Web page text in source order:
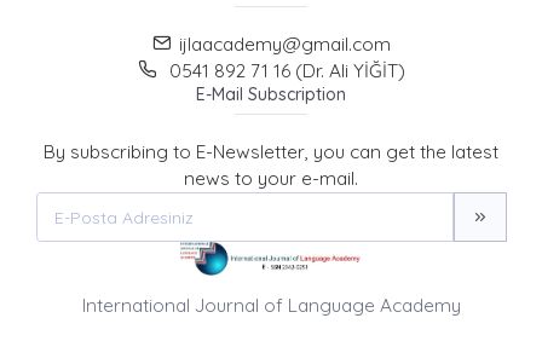
ijlaacademy@gmail.com
0541 892 71 16 (Dr. Ali YİĞİT)
E-Mail Subscription
By subscribing to E-Newsletter, you can get the latest
news to your e-mail.
International Journal of Language Academy